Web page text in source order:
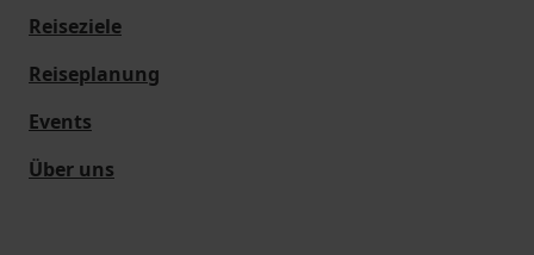
Reiseziele
Reiseplanung
Events
Über uns